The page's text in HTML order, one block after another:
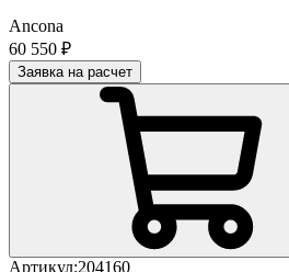
Ancona
60 550 ₽
Заявка на расчет
Артикул:204160